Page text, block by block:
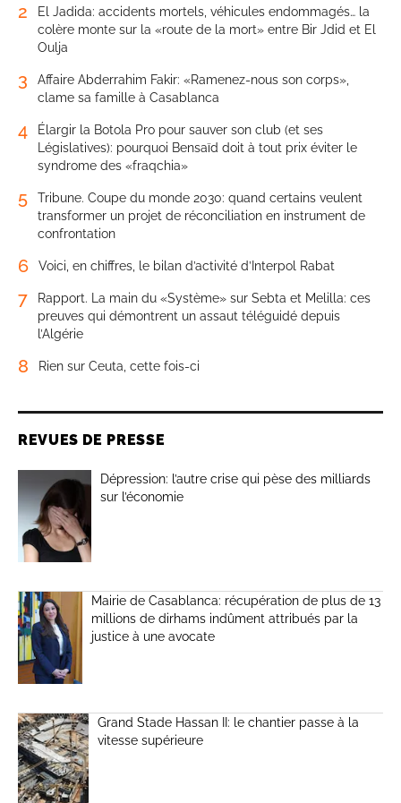
2
El Jadida: accidents mortels, véhicules endommagés… la
colère monte sur la «route de la mort» entre Bir Jdid et El
Oulja
3
Affaire Abderrahim Fakir: «Ramenez-nous son corps»,
clame sa famille à Casablanca
4
Élargir la Botola Pro pour sauver son club (et ses
Législatives): pourquoi Bensaïd doit à tout prix éviter le
syndrome des «fraqchia»
5
Tribune. Coupe du monde 2030: quand certains veulent
transformer un projet de réconciliation en instrument de
confrontation
6 Voici, en chiffres, le bilan d’activité d’Interpol Rabat
7
Rapport. La main du «Système» sur Sebta et Melilla: ces
preuves qui démontrent un assaut téléguidé depuis
l’Algérie
8 Rien sur Ceuta, cette fois-ci
REVUES DE PRESSE
Dépression: l’autre crise qui pèse des milliards
sur l’économie
Mairie de Casablanca: récupération de plus de 13
millions de dirhams indûment attribués par la
justice à une avocate
Grand Stade Hassan II: le chantier passe à la
vitesse supérieure